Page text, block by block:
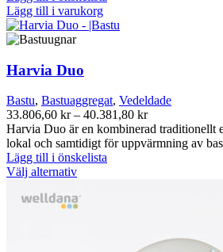
Lägg till i varukorg
Harvia Duo
Bastu, Bastuaggregat, Vedeldade
33.806,60 kr – 40.381,80 krPrisintervall:
33.806,60 kr
till
Harvia Duo är en kombinerad traditionellt
lokal och samtidigt för uppvärmning av
Lägg till i önskelista
Välj alternativDen
produkten
har